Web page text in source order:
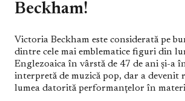
Beckham!
Victoria Beckham este considerată pe
dintre cele mai emblematice figuri din
Englezoaica în vârstă de 47 de ani și-a
interpretă de muzică pop, dar a devenit
lumea datorită performanțelor în